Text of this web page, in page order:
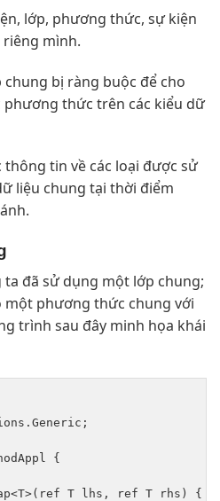
lớp, phương thức, sự kiện
riêng mình.
chung bị ràng buộc để cho
phương thức trên các kiểu dữ
tin về các loại được sử
liệu chung tại thời điểm
đã sử dụng một lớp chung;
một phương thức chung với
trình sau đây minh họa khái
{
T lhs, ref T rhs) {